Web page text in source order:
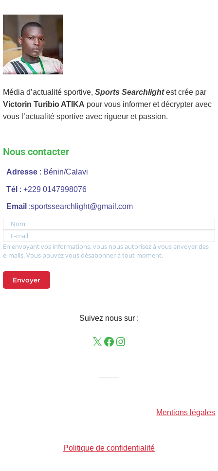
Média d’actualité sportive, Sports Searchlightest crée par
Victorin Turibio ATIKA pour vous informer et décrypter avec
vous l’actualité sportive avec rigueur et passion.
Nous contacter
Adresse : Bénin/Calavi
Tél : +229 0147998076
Email :sportssearchlight@gmail.com
Nom
E-mail
En envoyant vos informations, vous nous autorisez à vous envoyer des
e-mails. Vous pouvez vous désabonner à tout moment.
Envoyer
Suivez nous sur :
Mentions légales
Politique de confidentialité